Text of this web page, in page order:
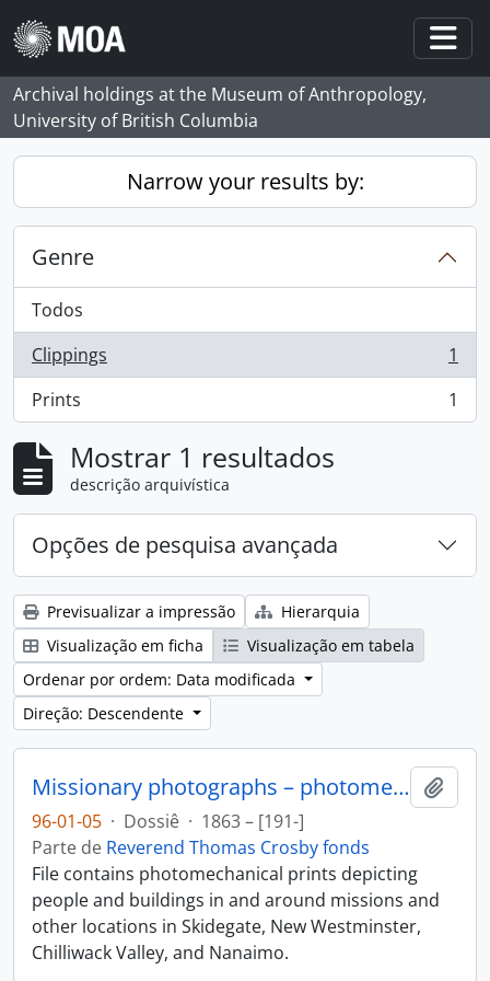
Skip to main content
Archival holdings at the Museum of Anthropology,
University of British Columbia
Narrow your results by:
Genre
Todos
Clippings
, 1 resultados
1
Prints
, 1 resultados 1
Mostrar 1 resultados
descrição arquivística
Opções de pesquisa avançada
Previsualizar a impressão
Hierarquia
Visualização em ficha
Visualização em tabela
Ordenar por ordem: Data modificada
Direção: Descendente
Missionary photographs – photomechanical
96-01-05 · Dossiê · 1863 – [191-]
Parte de Reverend Thomas Crosby fonds
File contains photomechanical prints depicting
people and buildings in and around missions and
other locations in Skidegate, New Westminster,
Chilliwack Valley, and Nanaimo.